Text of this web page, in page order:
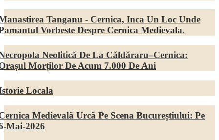
Tanganu - Cernica, Inca Un Loc Unde
Vorbeste Despre Cernica Medievala.
Neolitică De La Căldăraru–Cernica:
Morților De Acum 7.000 De Ani
Locala
Medievală Urcă Pe Scena Bucureștiului: Pe
Mai-2026